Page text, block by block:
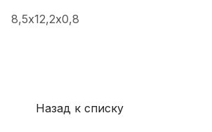
8,5х12,2х0,8
Назад к списку